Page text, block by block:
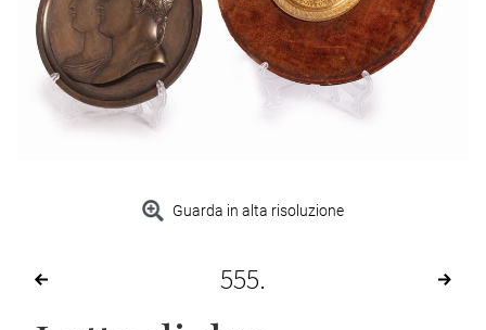
Guarda in alta risoluzione
555